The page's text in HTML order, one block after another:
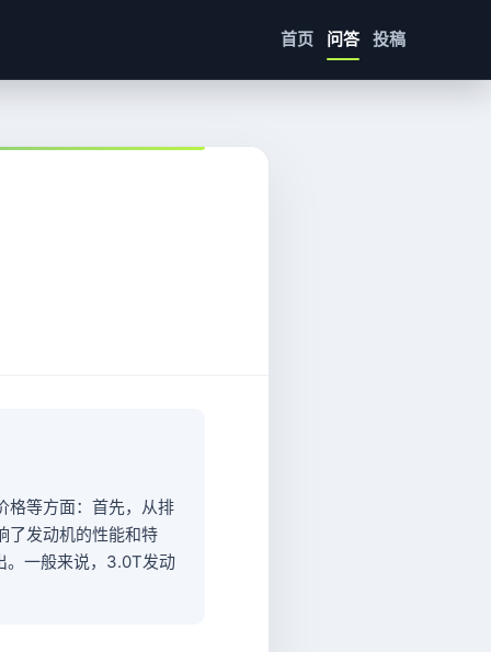
首页 问答 投稿
格等方面：首先，从排
了发动机的性能和特
。一般来说，3.0T发动